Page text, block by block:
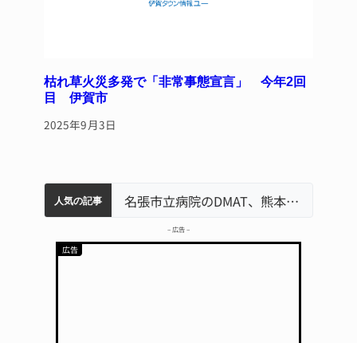
枯れ草火災多発で「非常事態宣言」 今年2回
目 伊賀市
2025年9月3日
人気の記事
名張市水道料金47％値上げへ 答申案、審議会で大筋まとまる
器物損壊容疑で83歳女逮捕 伊賀署
中学校の陶壁モニュメント 地元建設会社がボランティアで清掃 伊賀 名張市立病院のDMAT、熊本地震の被災地へ 能登以来3回目の派遣
– 広告 –